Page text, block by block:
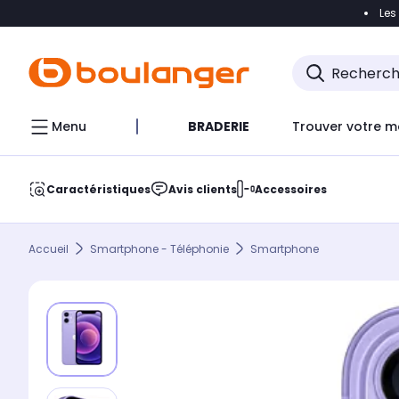
Accéder
Menu BRADERIE Trouver votre
Caractéristiques Avis clients Accessoires
Accueil Smartphone - Téléphonie Smartphone